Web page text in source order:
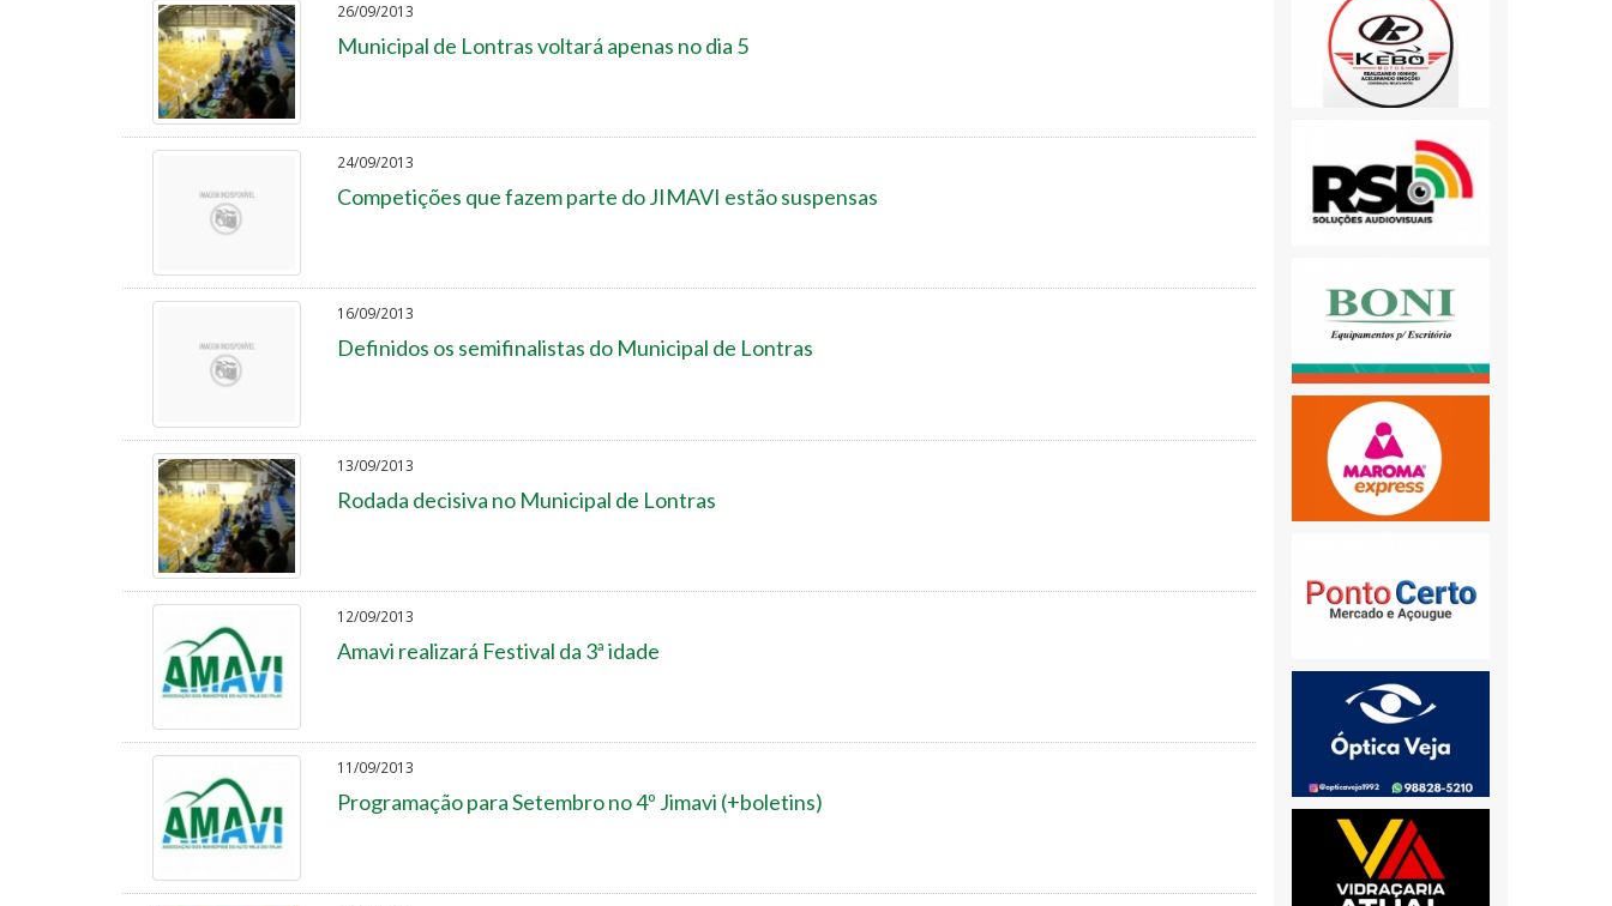
26/09/2013
Municipal de Lontras voltará apenas no dia 5
24/09/2013
Competições que fazem parte do JIMAVI estão suspensas
16/09/2013
Definidos os semifinalistas do Municipal de Lontras
13/09/2013
Rodada decisiva no Municipal de Lontras
12/09/2013
Amavi realizará Festival da 3ª idade
11/09/2013
Programação para Setembro no 4º Jimavi (+boletins)